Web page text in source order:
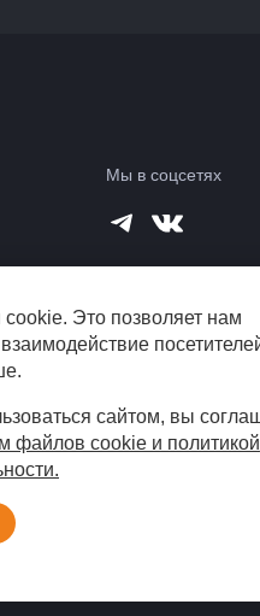
Мы в соцсетях
Создание сайта
Это позволяет нам
сайтом, вы
файлов cookie и политикой